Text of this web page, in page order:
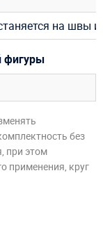
на швы
фигуры
без
при этом
применения, круг